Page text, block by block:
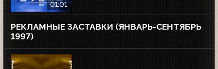
01:01
РЕКЛАМНЫЕ ЗАСТАВКИ (ЯНВАРЬ-СЕНТЯБРЬ
1997)